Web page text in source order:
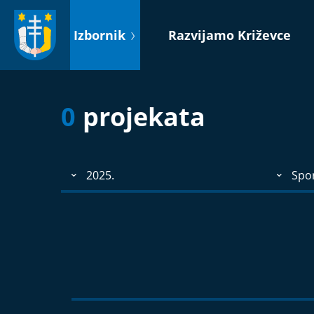
sadržaj
Izbornik Razvijamo Križevce
0 projekata
2025.